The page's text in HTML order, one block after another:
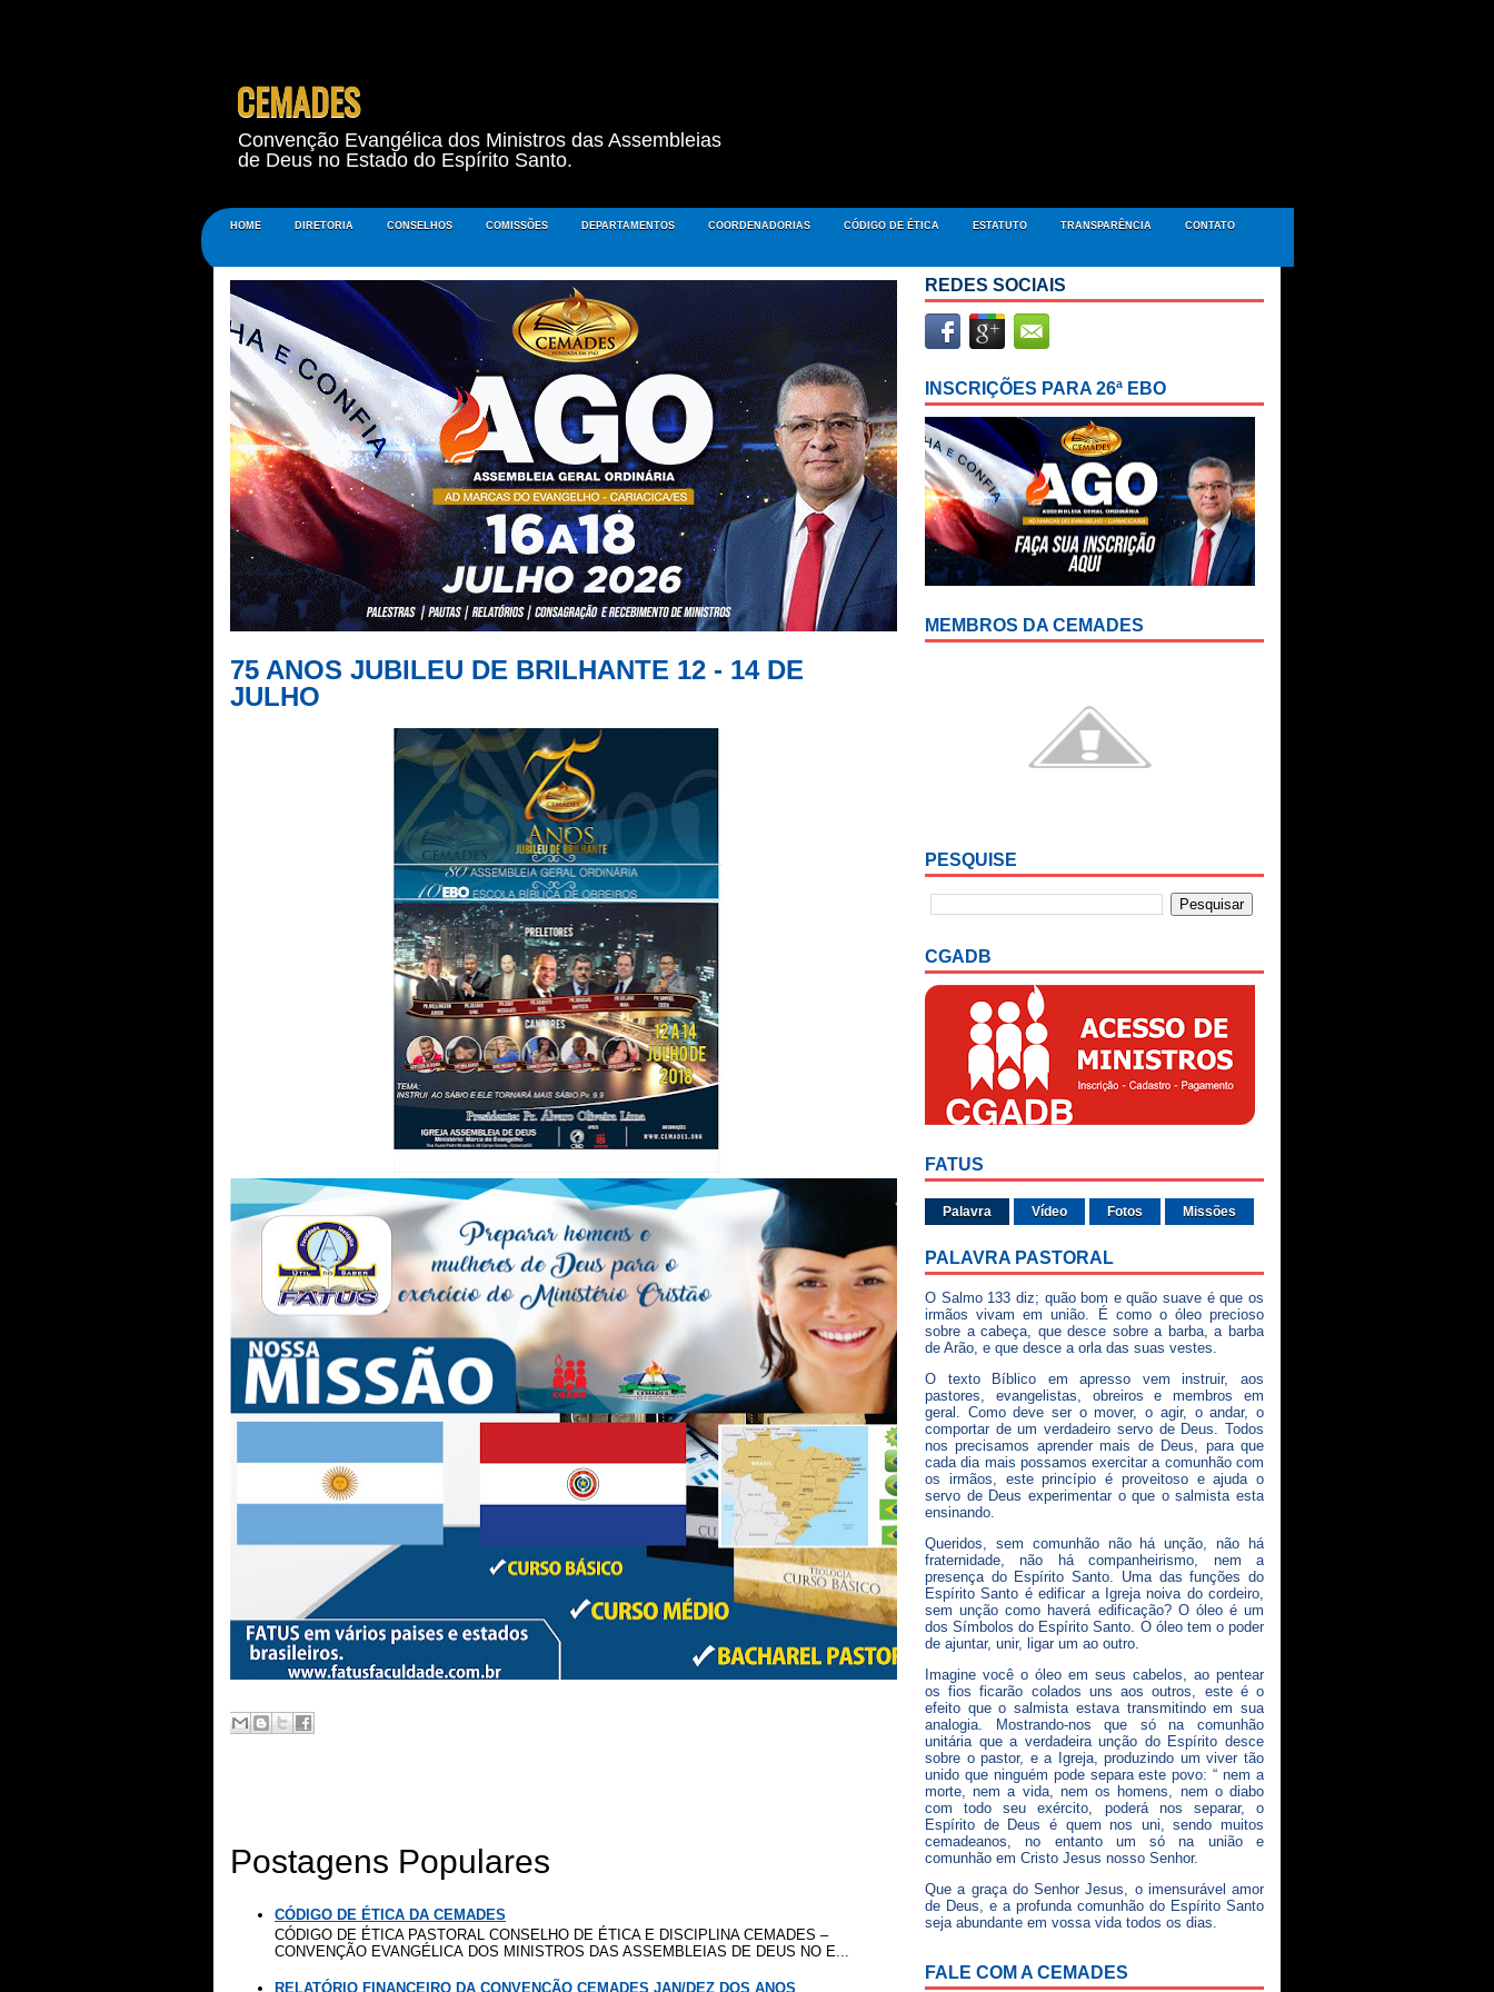
CEMADES
Convenção Evangélica dos Ministros das Assembleias
de Deus no Estado do Espírito Santo.
HOME DIRETORIA CONSELHOS COMISSÕES DEPARTAMENTOS COORDENADORIAS CÓDIGO DE ÉTICA ESTATUTO TRANSPARÊNCIA CONTATO
75 ANOS JUBILEU DE BRILHANTE 12 - 14 DE
JULHO
Postagens Populares
CÓDIGO DE ÉTICA DA CEMADES
CÓDIGO DE ÉTICA PASTORAL CONSELHO DE ÉTICA E DISCIPLINA CEMADES –
CONVENÇÃO EVANGÉLICA DOS MINISTROS DAS ASSEMBLEIAS DE DEUS NO E...
RELATÓRIO FINANCEIRO DA CONVENÇÃO CEMADES JAN/DEZ DOS ANOS
REDES SOCIAIS
INSCRIÇÕES PARA 26ª EBO
MEMBROS DA CEMADES
PESQUISE
CGADB
FATUS
Palavra Vídeo Fotos Missões
PALAVRA PASTORAL
O Salmo 133 diz; quão bom e quão suave é que os
irmãos vivam em união. É como o óleo precioso
sobre a cabeça, que desce sobre a barba, a barba
de Arão, e que desce a orla das suas vestes.
O texto Bíblico em apresso vem instruir, aos
pastores, evangelistas, obreiros e membros em
geral. Como deve ser o mover, o agir, o andar, o
comportar de um verdadeiro servo de Deus. Todos
nos precisamos aprender mais de Deus, para que
cada dia mais possamos exercitar a comunhão com
os irmãos, este princípio é proveitoso e ajuda o
servo de Deus experimentar o que o salmista esta
ensinando.
Queridos, sem comunhão não há unção, não há
fraternidade, não há companheirismo, nem a
presença do Espírito Santo. Uma das funções do
Espírito Santo é edificar a Igreja noiva do cordeiro,
sem unção como haverá edificação? O óleo é um
dos Símbolos do Espírito Santo. O óleo tem o poder
de ajuntar, unir, ligar um ao outro.
Imagine você o óleo em seus cabelos, ao pentear
os fios ficarão colados uns aos outros, este é o
efeito que o salmista estava transmitindo em sua
analogia. Mostrando-nos que só na comunhão
unitária que a verdadeira unção do Espírito desce
sobre o pastor, e a Igreja, produzindo um viver tão
unido que ninguém pode separa este povo: “ nem a
morte, nem a vida, nem os homens, nem o diabo
com todo seu exército, poderá nos separar, o
Espírito de Deus é quem nos uni, sendo muitos
cemadeanos, no entanto um só na união e
comunhão em Cristo Jesus nosso Senhor.
Que a graça do Senhor Jesus, o imensurável amor
de Deus, e a profunda comunhão do Espírito Santo
seja abundante em vossa vida todos os dias.
FALE COM A CEMADES